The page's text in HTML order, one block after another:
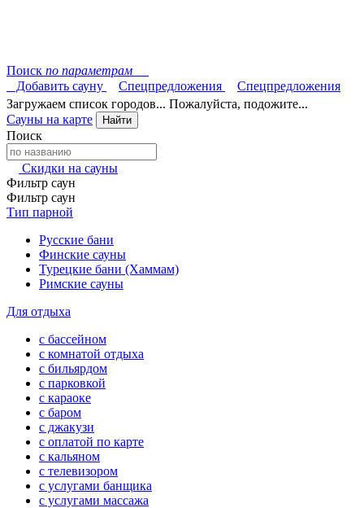
Поиск по параметрам
Добавить сауну
Спецпредложения
Спецпредложения
Загружаем список городов... Пожалуйста, подожите...
Сауны на карте
Найти
Поиск
Скидки на сауны
Фильтр саун
Фильтр саун
Тип парной
Русские бани
Финские сауны
Турецкие бани (Хаммам)
Римские сауны
Для отдыха
с бассейном
с комнатой отдыха
с бильярдом
с парковкой
с караоке
с баром
с джакузи
с оплатой по карте
с кальяном
с телевизором
с услугами банщика
с услугами массажа